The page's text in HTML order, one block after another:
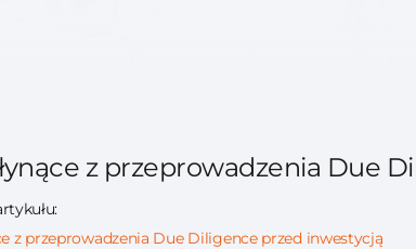
z przeprowadzenia Due
z przeprowadzenia Due Diligence przed inwestycją